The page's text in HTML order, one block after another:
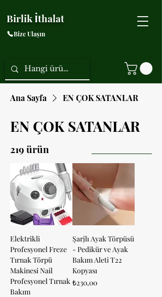
Birlik İthalat
Bize Ulaşın
Ana Sayfa EN ÇOK SATANLAR
EN ÇOK SATANLAR
219 ürün
Elektrikli
Profesyonel Freze
Tırnak Törpü
Makinesi Nail
Profesyonel Tırnak
Bakım
Şarjlı Ayak Törpüsü
- Pedikür ve Ayak
Bakım Aleti T22
Kopyası
Fiyat
₺230,00